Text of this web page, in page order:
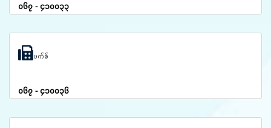
၀၆၇ - ၄၁၀၀၃၃
ဖက်စ်
၀၆၇ - ၄၁၀၀၃၆